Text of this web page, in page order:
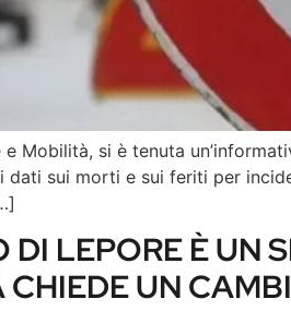
Mobilità, si è tenuta
dati sui morti e sui feriti per
LEPORE È UN
UN